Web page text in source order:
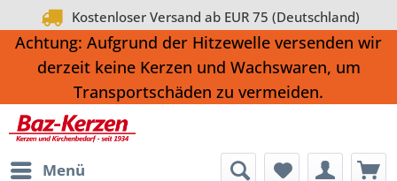
Kostenloser Versand ab EUR 75 (Deutschland)
Achtung: Aufgrund der Hitzewelle versenden wir
derzeit keine Kerzen und Wachswaren, um
Transportschäden zu vermeiden.
Menü